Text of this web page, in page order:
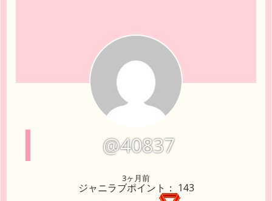
@40837
3ヶ月前
ジャニラブポイント： 143